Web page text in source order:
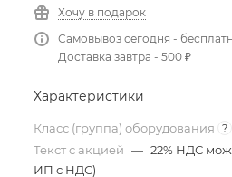
Хочу в подарок
Самовывоз сегодня -
Доставка завтра - 500 ₽
Характеристики
Класс (группа) оборудования ?
Текст с акцией — 22% НДС
ИП с НДС)